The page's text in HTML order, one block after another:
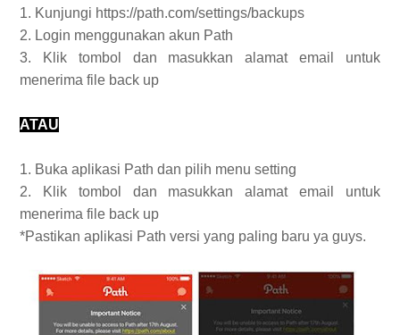
1. Kunjungi https://path.com/settings/backups
2. Login menggunakan akun Path
3. Klik tombol dan masukkan alamat email untuk
menerima file back up
ATAU
1. Buka aplikasi Path dan pilih menu setting
2. Klik tombol dan masukkan alamat email untuk
menerima file back up
*Pastikan aplikasi Path versi yang paling baru ya guys.